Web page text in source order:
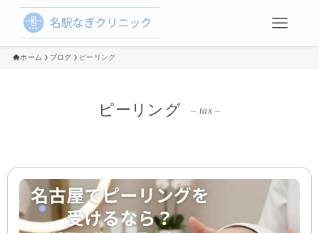
ホーム ブログ ピーリング
ピーリング – tax –